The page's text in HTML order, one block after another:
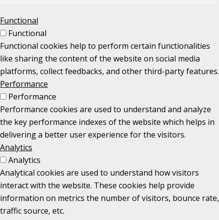
Functional
Functional
Functional cookies help to perform certain functionalities
like sharing the content of the website on social media
platforms, collect feedbacks, and other third-party features.
Performance
Performance
Performance cookies are used to understand and analyze
the key performance indexes of the website which helps in
delivering a better user experience for the visitors.
Analytics
Analytics
Analytical cookies are used to understand how visitors
interact with the website. These cookies help provide
information on metrics the number of visitors, bounce rate,
traffic source, etc.